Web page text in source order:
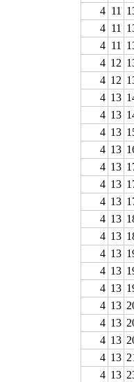
4 11
4 11
4 11
4 12
4 12
4 13
4 13
4 13
4 13
4 13
4 13
4 13
4 13
4 13
4 13
4 13
4 13
4 13
4 13
4 13
4 13
4 13